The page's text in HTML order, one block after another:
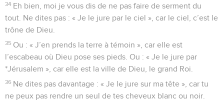
34 Eh bien, moi je vous dis de ne pas faire de serment du
tout. Ne dites pas : « Je le jure par le ciel », car le ciel, c’est le
trône de Dieu.
35 Ou : « J’en prends la terre à témoin », car elle est
l’escabeau où Dieu pose ses pieds. Ou : « Je le jure par
*Jérusalem », car elle est la ville de Dieu, le grand Roi.
36 Ne dites pas davantage : « Je le jure sur ma tête », car tu
ne peux pas rendre un seul de tes cheveux blanc ou noir.